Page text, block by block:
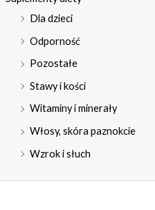
Dla dzieci
Odporność
Pozostałe
Stawy i kości
Witaminy i minerały
Włosy, skóra paznokcie
Wzrok i słuch